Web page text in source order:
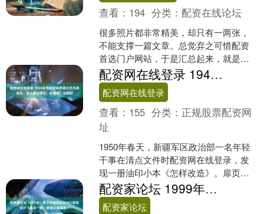
查看： 194 分类：配资在线论坛
很多照片都非常精美，却只有一两张，
不能支撑一篇文章。总觉弃之可惜配资
首选门户网站，于是汇总起来，就是所
谓的“集腋成裘”。 在星空笼罩下的“乔治·
华盛顿”号航空母....
配资网在线登录 1949年张治中称呼蒋介石为蒋先生，众人提出异议，彭德怀：这很好
配资网在线登录
查看： 155 分类： 正规股票配资网
址
1950年春天，新疆军区政治部一名年轻
干事在清点文件时配资网在线登录，发
现一册油印小本《怎样改造》。扉页
上“张治中一九四九年十一月讲”几个字，
让他惊讶——原来这....
配资家论坛 1999年，养子阮朝阳赶赴301医院见叶飞最后一面：爸爸只是睡熟了
配资家论坛